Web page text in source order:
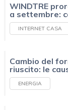
WINDTRE
a settembre:
INTERNET CASA
Cambio del
riuscito: le
ENERGIA